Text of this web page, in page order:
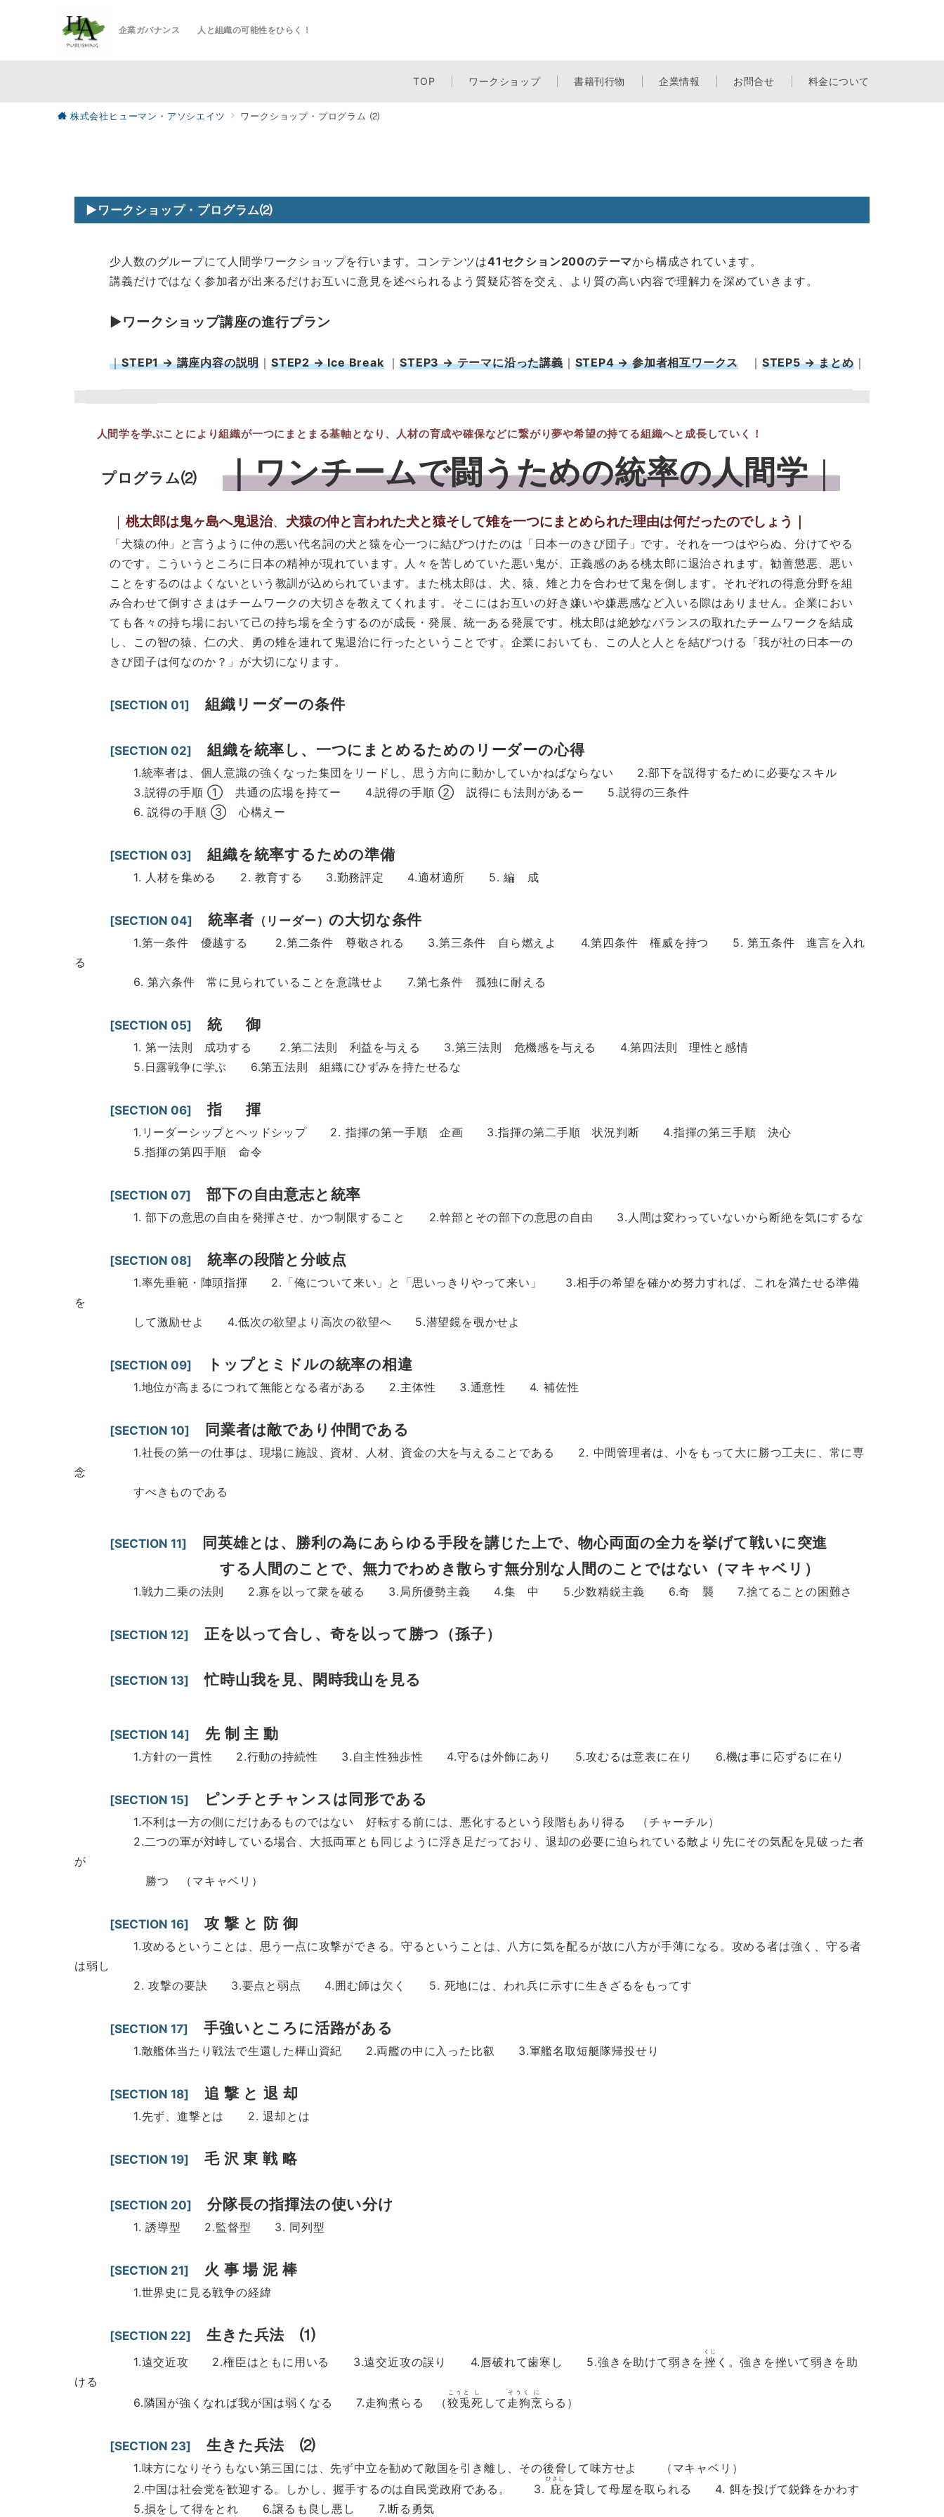
企業ガバナンス 人と組織の可能性をひらく！
TOP ワークショップ 書籍刊行物 企業情報 お問合せ 料金について
株式会社ヒューマン・アソシエイツ ワークショップ・プログラム ⑵
▶︎ワークショップ・プログラム⑵
少人数のグループにて人間学ワークショップを行います。コンテンツは41セクション200のテーマから構成されています。
講義だけではなく参加者が出来るだけお互いに意見を述べられるよう質疑応答を交え、より質の高い内容で理解力を深めていきます。
▶︎ワークショップ講座の進行プラン
｜STEP1 → 講座内容の説明 ｜ STEP2 → Ice Break｜STEP3 → テーマに沿った講義｜ STEP4 → 参加者相互ワークス ｜ STEP5 → まとめ｜
人間学を学ぶことにより組織が一つにまとまる基軸となり、人材の育成や確保などに繋がり夢や希望の持てる組織へと成長していく！
プログラム⑵ ｜ワンチームで闘うための統率の人間学｜
｜桃太郎は鬼ヶ島へ鬼退治、 犬猿の仲と言われた犬と猿そして雉を一つにまとめられた理由は何だったのでしょう
「犬猿の仲」と言うように仲の悪い代名詞の犬と猿を心一つに結びつけたのは「日本一のきび団子」です。それを一つはやらぬ、分けてやる
のです。こういうところに日本の精神が現れています。人々を苦しめていた悪い鬼が、正義感のある桃太郎に退治されます。勧善懲悪、悪い
ことをするのはよくないという教訓が込められています。また桃太郎は、犬、猿、雉と力を合わせて鬼を倒します。それぞれの得意分野を組
み合わせて倒すさまはチームワークの大切さを教えてくれます。そこにはお互いの好き嫌いや嫌悪感など入いる隙はありません。企業におい
ても各々の持ち場において己の持ち場を全うするのが成長・発展、統一ある発展です。桃太郎は絶妙なバランスの取れたチームワークを結成
し、この智の猿、仁の犬、勇の雉を連れて鬼退治に行ったということです。企業においても、この人と人とを結びつける「我が社の日本一の
きび団子は何なのか？」が大切になります。
[SECTION 01] 組織リーダーの条件
[SECTION 02] 組織を統率し、一つにまとめるためのリーダーの心得
1.統率者は、個人意識の強くなった集団をリードし、思う方向に動かしていかねばならない 2.部下を説得するために必要なスキル
3.説得の手順 ① 共通の広場を持てー 4.説得の手順 ② 説得にも法則があるー 5.説得の三条件
6. 説得の手順 ③ 心構えー
[SECTION 03] 組織を統率するための準備
1. 人材を集める 2. 教育する 3.勤務評定 4.適材適所 5. 編 成
[SECTION 04] 統率者 （リーダー）の大切な条件
1.第一条件 優越する 2.第二条件 尊敬される 3.第三条件 自ら燃えよ 4.第四条件 権威を持つ 5. 第五条件 進言を入れ
る
6. 第六条件 常に見られていることを意識せよ 7.第七条件 孤独に耐える
[SECTION 05] 統 御
1. 第一法則 成功する 2.第二法則 利益を与える 3.第三法則 危機感を与える 4.第四法則 理性と感情
5.日露戦争に学ぶ 6.第五法則 組織にひずみを持たせるな
[SECTION 06] 指 揮
1.リーダーシップとヘッドシップ 2. 指揮の第一手順 企画 3.指揮の第二手順 状況判断 4.指揮の第三手順 決心
5.指揮の第四手順 命令
[SECTION 07] 部下の自由意志と統率
1. 部下の意思の自由を発揮させ、かつ制限すること 2.幹部とその部下の意思の自由 3.人間は変わっていないから断絶を気にするな
[SECTION 08] 統率の段階と分岐点
1.率先垂範・陣頭指揮 2.「俺について来い」と「思いっきりやって来い」 3.相手の希望を確かめ努力すれば、これを満たせる準備
を
して激励せよ 4.低次の欲望より高次の欲望へ 5.潜望鏡を覗かせよ
[SECTION 09] トップとミドルの統率の相違
1.地位が高まるにつれて無能となる者がある 2.主体性 3.通意性 4. 補佐性
[SECTION 10] 同業者は敵であり仲間である
1.社長の第一の仕事は、現場に施設、資材、人材、資金の大を与えることである 2. 中間管理者は、小をもって大に勝つ工夫に、常に専
念
すべきものである
[SECTION 11] 同英雄とは、勝利の為にあらゆる手段を講じた上で、物心両面の全力を挙げて戦いに突進
する人間のことで、無力でわめき散らす無分別な人間のことではない（マキャベリ）
1.戦力二乗の法則 2.寡を以って衆を破る 3.局所優勢主義 4.集 中 5.少数精鋭主義 6.奇 襲 7.捨てることの困難さ
[SECTION 12] 正を以って合し、奇を以って勝つ（孫子）
[SECTION 13] 忙時山我を見、閑時我山を見る
[SECTION 14] 先 制 主 動
1.方針の一貫性 2.行動の持続性 3.自主性独歩性 4.守るは外飾にあり 5.攻むるは意表に在り 6.機は事に応ずるに在り
[SECTION 15] ピンチとチャンスは同形である
1.不利は一方の側にだけあるものではない 好転する前には、悪化するという段階もあり得る （チャーチル）
2.二つの軍が対峙している場合、大抵両軍とも同じように浮き足だっており、退却の必要に迫られている敵より先にその気配を見破った者
が
勝つ （マキャベリ）
[SECTION 16] 攻 撃 と 防 御
1.攻めるということは、思う一点に攻撃ができる。守るということは、八方に気を配るが故に八方が手薄になる。攻める者は強く、守る者
は弱し
2. 攻撃の要訣 3.要点と弱点 4.囲む師は欠く 5. 死地には、われ兵に示すに生きざるをもってす
[SECTION 17] 手強いところに活路がある
1.敵艦体当たり戦法で生還した樺山資紀 2.両艦の中に入った比叡 3.軍艦名取短艇隊帰投せり
[SECTION 18] 追 撃 と 退 却
1.先ず、進撃とは 2. 退却とは
[SECTION 19] 毛 沢 東 戦 略
[SECTION 20] 分隊長の指揮法の使い分け
1. 誘導型 2.監督型 3. 同列型
[SECTION 21] 火 事 場 泥 棒
1.世界史に見る戦争の経緯
[SECTION 22] 生きた兵法 ⑴
1.遠交近攻 2.権臣はともに用いる 3.遠交近攻の誤り 4.唇破れて歯寒し 5.強きを助けて弱きを挫
くじ
く。強きを挫いて弱きを助
ける
6.隣国が強くなれば我が国は弱くなる 7.走狗煮らる （狡兎
こうと
死
し
して 走狗
そうく
烹
に
らる）
[SECTION 23] 生きた兵法 ⑵
1.味方になりそうもない第三国には、先ず中立を勧めて敵国を引き離し、その後脅して味方せよ （マキャベリ）
2.中国は社会党を歓迎する。しかし、握手するのは自民党政府である。 3. 庇
ひさし
を貸して母屋を取られる 4. 餌を投げて鋭鋒をかわす
5.損をして得をとれ 6.譲るも良し悪し 7.断る勇気